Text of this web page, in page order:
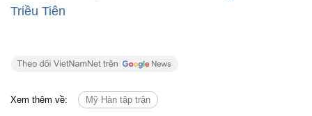
Triều Tiên
Xem thêm về: Mỹ Hàn tập trận